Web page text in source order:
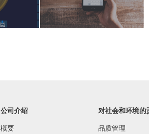
公司介绍
概要
对社会和环境的
品质管理